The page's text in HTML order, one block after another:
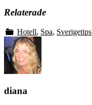
Relaterade
Hotell, Spa, Sverigetips
diana